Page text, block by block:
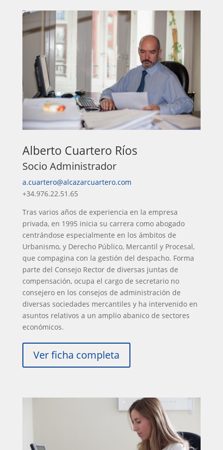
Alberto Cuartero Ríos
Socio Administrador
a.cuartero@alcazarcuartero.com
+34.976.22.51.65
Tras varios años de experiencia en la empresa
privada, en 1995 inicia su carrera como abogado
centrándose especialmente en los ámbitos de
Urbanismo, y Derecho Público, Mercantil y Procesal,
que compagina con la gestión del despacho. Forma
parte del Consejo Rector de diversas juntas de
compensación, ocupa el cargo de secretario no
consejero en los consejos de administración de
diversas sociedades mercantiles y ha intervenido en
asuntos relativos a un amplio abanico de sectores
económicos.
Ver ficha completa